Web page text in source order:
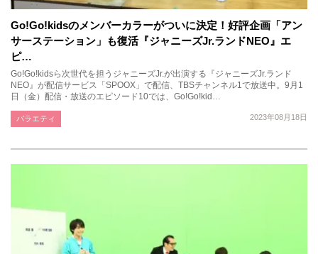
Go!Go!kidsのメンバーカラーがついに決定！好評企画「アン
サーステーション」も復活『ジャニーズJr.ランドNEO』エ
ピ…
Go!Go!kidsら次世代を担うジャニーズJr.が出演する『ジャニーズJr.ランド
NEO』が配信サービス「SPOOX」で配信、TBSチャンネル1で放送中。9月1
日（金）配信・放送のエピソード10では、Go!Go!kid…
2023年08月18日
バラエティ